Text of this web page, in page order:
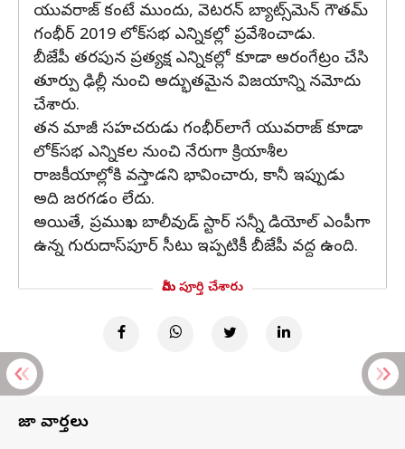
యువరాజ్ కంటే ముందు, వెటరన్ బ్యాట్స్‌మెన్ గౌతమ్
గంభీర్ 2019 లోక్‌సభ ఎన్నికల్లో ప్రవేశించాడు.
బీజేపీ తరపున ప్రత్యక్ష ఎన్నికల్లో కూడా అరంగేట్రం చేసి
తూర్పు ఢిల్లీ నుంచి అద్భుతమైన విజయాన్ని నమోదు
చేశారు.
తన మాజీ సహచరుడు గంభీర్‌లాగే యువరాజ్ కూడా
లోక్‌సభ ఎన్నికల నుంచి నేరుగా క్రియాశీల
రాజకీయాల్లోకి వస్తాడని భావించారు, కానీ ఇప్పుడు
అది జరగడం లేదు.
అయితే, ప్రముఖ బాలీవుడ్ స్టార్ సన్నీ డియోల్ ఎంపీగా
ఉన్న గురుదాస్‌పూర్ సీటు ఇప్పటికీ బీజేపీ వద్ద ఉంది.
మీరు పూర్తి చేశారు
తాజా వార్తలు